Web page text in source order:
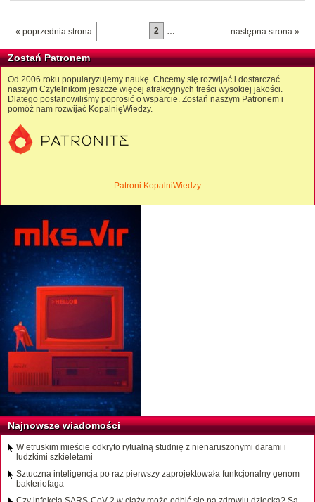
« poprzednia strona następna strona »
2 …
Zostań Patronem
Od 2006 roku popularyzujemy naukę. Chcemy się rozwijać i dostarczać
naszym Czytelnikom jeszcze więcej atrakcyjnych treści wysokiej jakości.
Dlatego postanowiliśmy poprosić o wsparcie. Zostań naszym Patronem i
pomóż nam rozwijać KopalnięWiedzy.
Patroni KopalniWiedzy
Najnowsze wiadomości
W etruskim mieście odkryto rytualną studnię z nienaruszonymi darami i
ludzkimi szkieletami
Sztuczna inteligencja po raz pierwszy zaprojektowała funkcjonalny genom
bakteriofaga